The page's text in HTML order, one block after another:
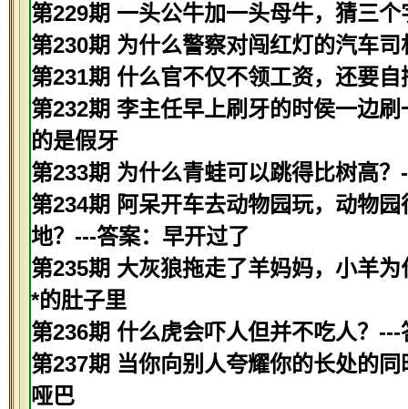
第229期 一头公牛加一头母牛，猜三
第230期 为什么警察对闯红灯的汽车
第231期 什么官不仅不领工资，还要
第232期 李主任早上刷牙的时侯一边
的是假牙
第233期 为什么青蛙可以跳得比树高
第234期 阿呆开车去动物园玩，动物
地？---答案：早开过了
第235期 大灰狼拖走了羊妈妈，小羊
*的肚子里
第236期 什么虎会吓人但并不吃人？---
第237期 当你向别人夸耀你的长处的
哑巴